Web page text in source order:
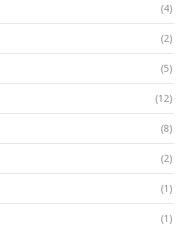
(4)
(2)
(5)
(12)
(8)
(2)
(1)
(1)